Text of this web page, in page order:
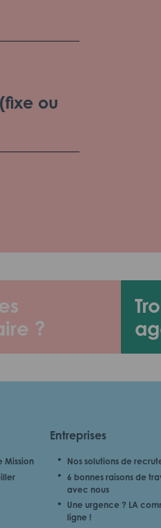
ou
?
Mission
Entreprises
Nos solutions de
6 bonnes raisons de
avec nous
Une urgence ? LA
ligne !